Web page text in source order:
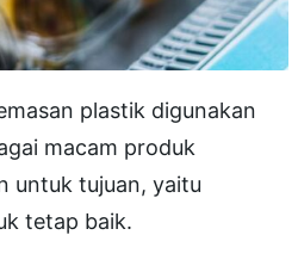
plastik digunakan
macam produk
untuk tujuan, yaitu
tetap baik.